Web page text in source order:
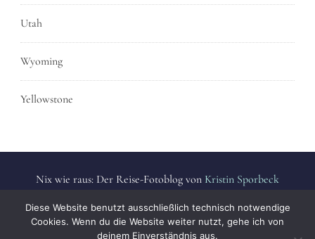
Utah
Wyoming
Yellowstone
Nix wie raus: Der Reise-Fotoblog von Kristin Sporbeck
protected by copyright.
Diese Website benutzt ausschließlich technisch notwendige
Cookies. Wenn du die Website weiter nutzt, gehe ich von
deinem Einverständnis aus.